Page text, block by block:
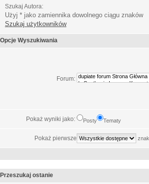
Szukaj Autora:
Użyj * jako zamiennika dowolnego ciągu znaków
Szukaj użytkowników
Opcje Wyszukiwania
Forum:
Pokaż wyniki jako: Posty Tematy
Pokaż pierwsze
Przeszukaj ostanie